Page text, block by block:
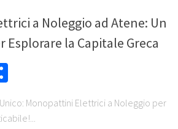
a Noleggio ad Atene: Un
Esplorare la Capitale Greca
Monopattini Elettrici a Noleggio per